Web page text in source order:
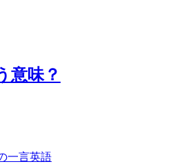
意味？
一言英語